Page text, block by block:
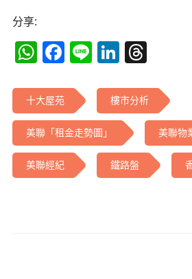
分享:
WhatsApp
Facebook
Line
十大屋苑 樓市分析
美聯「租金走勢圖」 美聯物
美聯經紀 鐵路盤